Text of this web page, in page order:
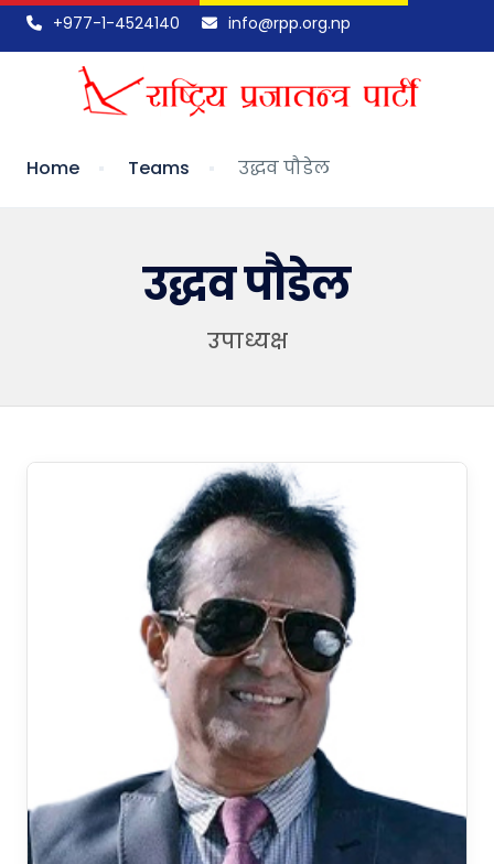
+977-1-4524140 info@rpp.org.np
Home Teams उद्धव पौडेल
उद्धव पौडेल
उपाध्यक्ष